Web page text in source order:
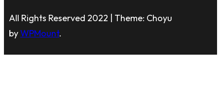
All Rights Reserved 2022 | Theme: Choyu
byWPMount.